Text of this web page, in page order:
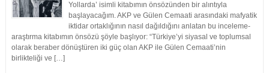
Yollarda’ isimli kitabımın önsözünden bir alıntıyla
başlayacağım. AKP ve Gülen Cemaati arasındaki mafyatik
iktidar ortaklığının nasıl dağıldığını anlatan bu inceleme-
araştırma kitabımın önsözü şöyle başlıyor: “Türkiye’yi siyasal ve toplumsal
olarak beraber dönüştüren iki güç olan AKP ile Gülen Cemaati’nin
birlikteliği ve […]